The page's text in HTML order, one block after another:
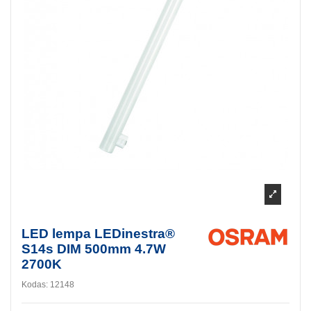
LED lempa LEDinestra®
S14s DIM 500mm 4.7W
2700K
Kodas: 12148